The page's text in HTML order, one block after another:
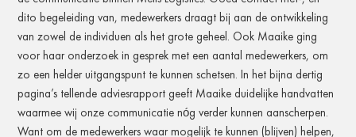
dito begeleiding van, medewerkers draagt bij aan de ontwikkeling
van zowel de individuen als het grote geheel. Ook Maaike ging
voor haar onderzoek in gesprek met een aantal medewerkers, om
zo een helder uitgangspunt te kunnen schetsen. In het bijna dertig
pagina’s tellende adviesrapport geeft Maaike duidelijke handvatten
waarmee wij onze communicatie nóg verder kunnen aanscherpen.
Want om de medewerkers waar mogelijk te kunnen (blijven) helpen,